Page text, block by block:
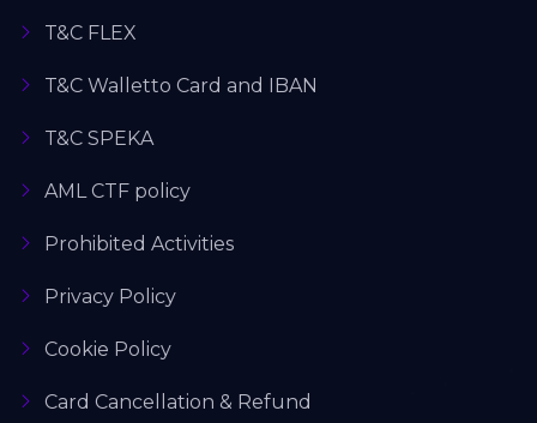
T&C FLEX
T&C Walletto Card and IBAN
T&C SPEKA
AML CTF policy
Prohibited Activities
Privacy Policy
Cookie Policy
Card Cancellation & Refund